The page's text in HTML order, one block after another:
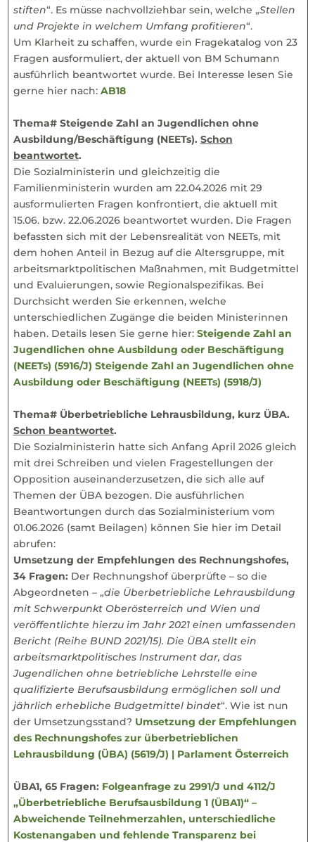
stiften“. Es müsse nachvollziehbar sein, welche „Stellen
und Projekte in welchem Umfang profitieren“.
Um Klarheit zu schaffen, wurde ein Fragekatalog von 23
Fragen ausformuliert, der aktuell von BM Schumann
ausführlich beantwortet wurde. Bei Interesse lesen Sie
gerne hier nach: AB18
Thema# Steigende Zahl an Jugendlichen ohne
Ausbildung/Beschäftigung (NEETs). Schon
beantwortet.
Die Sozialministerin und gleichzeitig die
Familienministerin wurden am 22.04.2026 mit 29
ausformulierten Fragen konfrontiert, die aktuell mit
15.06. bzw. 22.06.2026 beantwortet wurden. Die Fragen
befassten sich mit der Lebensrealität von NEETs, mit
dem hohen Anteil in Bezug auf die Altersgruppe, mit
arbeitsmarktpolitischen Maßnahmen, mit Budgetmittel
und Evaluierungen, sowie Regionalspezifikas. Bei
Durchsicht werden Sie erkennen, welche
unterschiedlichen Zugänge die beiden Ministerinnen
haben. Details lesen Sie gerne hier: Steigende Zahl an
Jugendlichen ohne Ausbildung oder Beschäftigung
(NEETs) (5916/J) Steigende Zahl an Jugendlichen ohne
Ausbildung oder Beschäftigung (NEETs) (5918/J)
Thema# Überbetriebliche Lehrausbildung, kurz ÜBA.
Schon beantwortet.
Die Sozialministerin hatte sich Anfang April 2026 gleich
mit drei Schreiben und vielen Fragestellungen der
Opposition auseinanderzusetzen, die sich alle auf
Themen der ÜBA bezogen. Die ausführlichen
Beantwortungen durch das Sozialministerium vom
01.06.2026 (samt Beilagen) können Sie hier im Detail
abrufen:
Umsetzung der Empfehlungen des Rechnungshofes,
34 Fragen: Der Rechnungshof überprüfte – so die
Abgeordneten – „die Überbetriebliche Lehrausbildung
mit Schwerpunkt Oberösterreich und Wien und
veröffentlichte hierzu im Jahr 2021 einen umfassenden
Bericht (Reihe BUND 2021/15). Die ÜBA stellt ein
arbeitsmarktpolitisches Instrument dar, das
Jugendlichen ohne betriebliche Lehrstelle eine
qualifizierte Berufsausbildung ermöglichen soll und
jährlich erhebliche Budgetmittel bindet“. Wie ist nun
der Umsetzungsstand? Umsetzung der Empfehlungen
des Rechnungshofes zur überbetrieblichen
Lehrausbildung (ÜBA) (5619/J) | Parlament Österreich
ÜBA1, 65 Fragen: Folgeanfrage zu 2991/J und 4112/J
„Überbetriebliche Berufsausbildung 1 (ÜBA1)“ –
Abweichende Teilnehmerzahlen, unterschiedliche
Kostenangaben und fehlende Transparenz bei